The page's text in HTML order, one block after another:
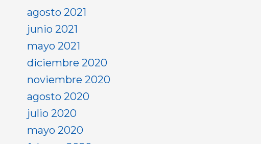
agosto 2021
junio 2021
mayo 2021
diciembre 2020
noviembre 2020
agosto 2020
julio 2020
mayo 2020